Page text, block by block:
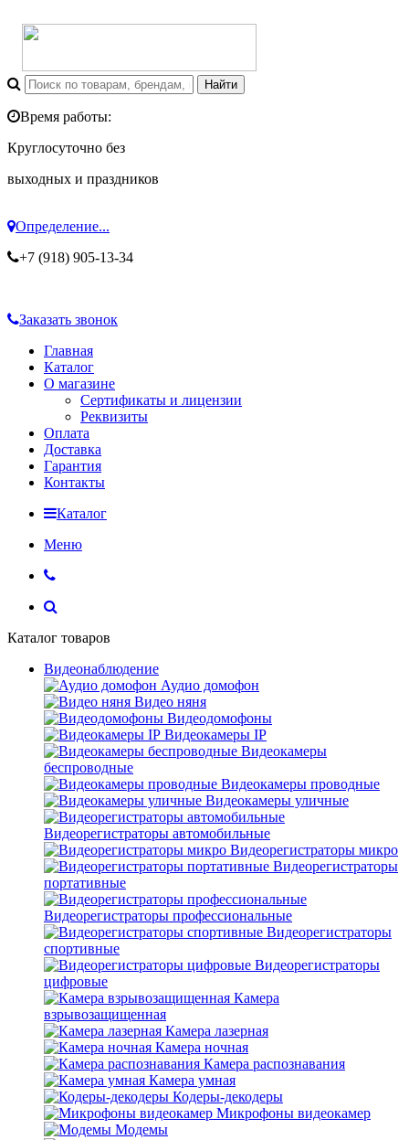
Время работы:
Круглосуточно без
выходных и праздников
Определение...
+7 (918) 905-13-34
Заказать звонок
Главная
Каталог
О магазине
Сертификаты и лицензии
Реквизиты
Оплата
Доставка
Гарантия
Контакты
Каталог
Меню
Каталог товаров
Видеонаблюдение
Аудио домофон
Видео няня
Видеодомофоны
Видеокамеры IP
Видеокамеры
беспроводные
Видеокамеры проводные
Видеокамеры уличные
Видеорегистраторы автомобильные
Видеорегистраторы микро
Видеорегистраторы
портативные
Видеорегистраторы профессиональные
Видеорегистраторы
спортивные
Видеорегистраторы
цифровые
Камера
взрывозащищенная
Камера лазерная
Камера ночная
Камера распознавания
Камера умная
Кодеры-декодеры
Микрофоны видеокамер
Модемы